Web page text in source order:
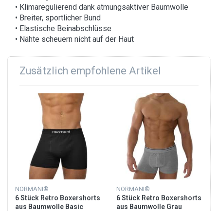
• Klimaregulierend dank atmungsaktiver Baumwolle
• Breiter, sportlicher Bund
• Elastische Beinabschlüsse
• Nähte scheuern nicht auf der Haut
Zusätzlich empfohlene Artikel
NORMANI®
6 Stück Retro Boxershorts
aus Baumwolle Basic
NORMANI®
6 Stück Retro Boxershorts
aus Baumwolle Grau